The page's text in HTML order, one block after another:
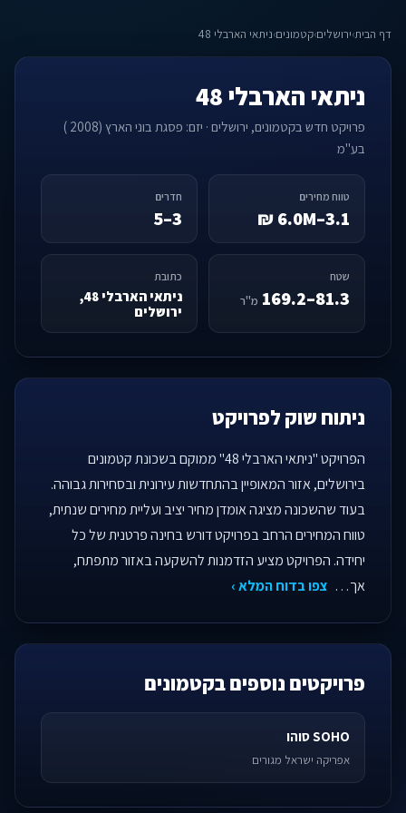
דף הבית›ירושלים›קטמונים›ניתאי הארבלי 48
ניתאי הארבלי 48
פרויקט חדש בקטמונים, ירושלים · יזם: פסגת בוני הארץ (2008 )
בע"מ
טווח מחירים
3.1–6.0M ₪
חדרים
3–5
שטח
81.3–169.2 מ"ר
כתובת
ניתאי הארבלי 48,
ירושלים
ניתוח שוק לפרויקט
הפרויקט "ניתאי הארבלי 48" ממוקם בשכונת קטמונים
בירושלים, אזור המאופיין בהתחדשות עירונית ובסחירות גבוהה.
בעוד שהשכונה מציגה אומדן מחיר יציב ועליית מחירים שנתית,
טווח המחירים הרחב בפרויקט דורש בחינה פרטנית של כל
יחידה. הפרויקט מציע הזדמנות להשקעה באזור מתפתח,
אך… צפו בדוח המלא ›
פרויקטים נוספים בקטמונים
SOHO סוהו
אפריקה ישראל מגורים